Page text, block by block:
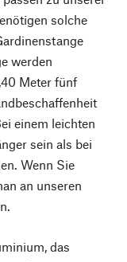
solche
werden
Meter fünf
einem leichten
sein als bei
Wenn Sie
an unseren
das